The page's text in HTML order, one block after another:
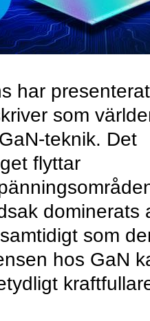
har presenterat
som
teknik. Det
flyttar
dominerats
som
hos GaN